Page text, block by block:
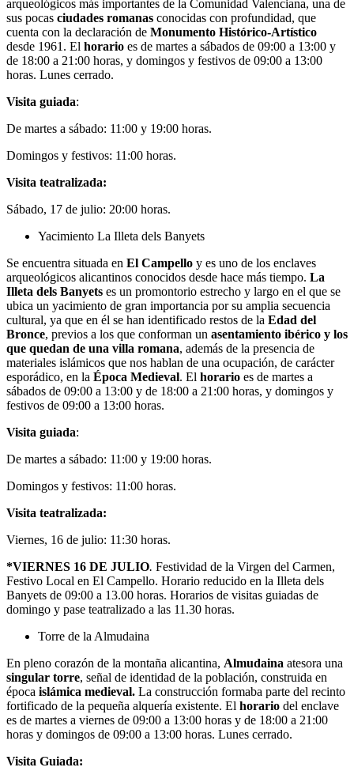
arqueológicos más importantes de la Comunidad Valenciana, una de
sus pocas ciudades romanas conocidas con profundidad, que
cuenta con la declaración de Monumento Histórico-Artístico
desde 1961. El horario es de martes a sábados de 09:00 a 13:00 y
de 18:00 a 21:00 horas, y domingos y festivos de 09:00 a 13:00
horas. Lunes cerrado.
Visita guiada:
De martes a sábado: 11:00 y 19:00 horas.
Domingos y festivos: 11:00 horas.
Visita teatralizada:
Sábado, 17 de julio: 20:00 horas.
Yacimiento La Illeta dels Banyets
Se encuentra situada en El Campello y es uno de los enclaves
arqueológicos alicantinos conocidos desde hace más tiempo. La
Illeta dels Banyets es un promontorio estrecho y largo en el que se
ubica un yacimiento de gran importancia por su amplia secuencia
cultural, ya que en él se han identificado restos de la Edad del
Bronce, previos a los que conforman un asentamiento ibérico y los
que quedan de una villa romana, además de la presencia de
materiales islámicos que nos hablan de una ocupación, de carácter
esporádico, en la Época Medieval. El horario es de martes a
sábados de 09:00 a 13:00 y de 18:00 a 21:00 horas, y domingos y
festivos de 09:00 a 13:00 horas.
Visita guiada:
De martes a sábado: 11:00 y 19:00 horas.
Domingos y festivos: 11:00 horas.
Visita teatralizada:
Viernes, 16 de julio: 11:30 horas.
*VIERNES 16 DE JULIO. Festividad de la Virgen del Carmen,
Festivo Local en El Campello. Horario reducido en la Illeta dels
Banyets de 09:00 a 13.00 horas. Horarios de visitas guiadas de
domingo y pase teatralizado a las 11.30 horas.
Torre de la Almudaina
En pleno corazón de la montaña alicantina, Almudaina atesora una
singular torre, señal de identidad de la población, construida en
época islámica medieval. La construcción formaba parte del recinto
fortificado de la pequeña alquería existente. El horario del enclave
es de martes a viernes de 09:00 a 13:00 horas y de 18:00 a 21:00
horas y domingos de 09:00 a 13:00 horas. Lunes cerrado.
Visita Guiada: